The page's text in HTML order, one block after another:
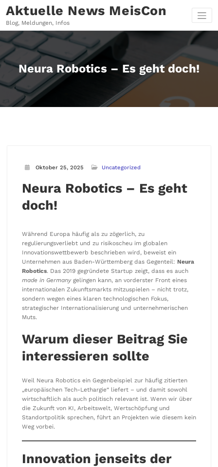
Inhalt
springen
Aktuelle News MeisCon
Blog, Meldungen, Infos
Neura Robotics – Es geht doch!
Oktober 25, 2025 Uncategorized
Neura Robotics – Es geht
doch!
Während Europa häufig als zu zögerlich, zu
regulierungsverliebt und zu risikoscheu im globalen
Innovationswettbewerb beschrieben wird, beweist ein
Unternehmen aus Baden-Württemberg das Gegenteil: Neura
Robotics. Das 2019 gegründete Startup zeigt, dass es auch
made in Germanygelingen kann, an vorderster Front eines
internationalen Zukunftsmarkts mitzuspielen – nicht trotz,
sondern wegen eines klaren technologischen Fokus,
strategischer Internationalisierung und unternehmerischen
Muts.
Warum dieser Beitrag Sie
interessieren sollte
Weil Neura Robotics ein Gegenbeispiel zur häufig zitierten
„europäischen Tech-Lethargie“ liefert – und damit sowohl
wirtschaftlich als auch politisch relevant ist. Wenn wir über
die Zukunft von KI, Arbeitswelt, Wertschöpfung und
Standortpolitik sprechen, führt an Projekten wie diesem kein
Weg vorbei.
Innovation jenseits der